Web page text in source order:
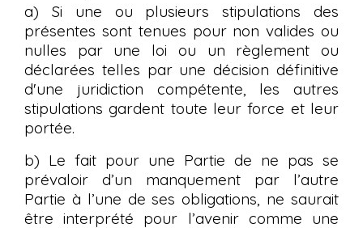
a) Si une ou plusieurs stipulations des
présentes sont tenues pour non valides ou
nulles par une loi ou un règlement ou
déclarées telles par une décision définitive
d'une juridiction compétente, les autres
stipulations gardent toute leur force et leur
portée.
b) Le fait pour une Partie de ne pas se
prévaloir d’un manquement par l’autre
Partie à l’une de ses obligations, ne saurait
être interprété pour l’avenir comme une